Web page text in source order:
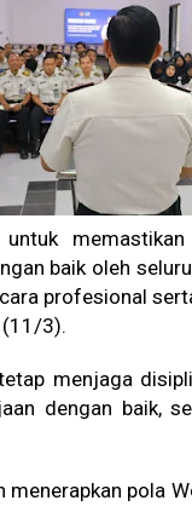
baik oleh
profesional
(11/3).
menjaga
dengan baik,
pola